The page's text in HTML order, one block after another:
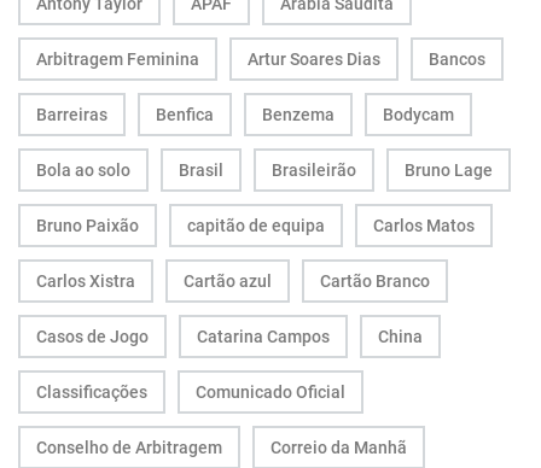
Arbitragem Feminina Artur Soares Dias Bancos
Barreiras Benfica Benzema Bodycam
Bola ao solo Brasil Brasileirão Bruno Lage
Bruno Paixão capitão de equipa Carlos Matos
Carlos Xistra Cartão azul Cartão Branco
Casos de Jogo Catarina Campos China
Classificações Comunicado Oficial
Conselho de Arbitragem Correio da Manhã